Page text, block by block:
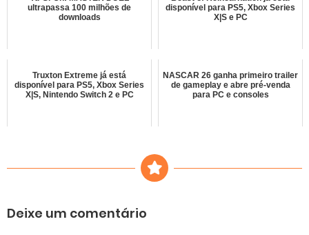
ultrapassa 100 milhões de
downloads
disponível para PS5, Xbox Series
X|S e PC
Truxton Extreme já está
disponível para PS5, Xbox Series
X|S, Nintendo Switch 2 e PC
NASCAR 26 ganha primeiro trailer
de gameplay e abre pré-venda
para PC e consoles
Deixe um comentário